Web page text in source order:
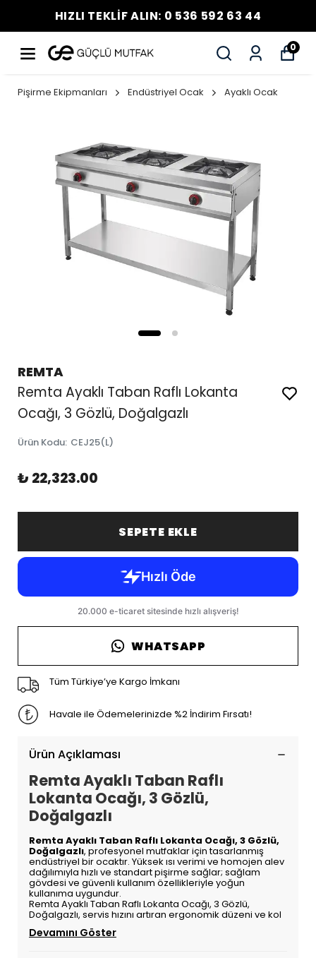
HIZLI TEKLİF ALIN: 0 536 592 63 44
0
Pişirme Ekipmanları Endüstriyel Ocak Ayaklı Ocak
REMTA
Remta Ayaklı Taban Raflı Lokanta
Ocağı, 3 Gözlü, Doğalgazlı
Ürün Kodu: CEJ25(L)
₺ 22,323.00
SEPETE EKLE
WHATSAPP
Tüm Türkiye’ye Kargo İmkanı
Havale ile Ödemelerinizde %2 İndirim Fırsatı!
Ürün Açıklaması
Remta Ayaklı Taban Raflı
Lokanta Ocağı, 3 Gözlü,
Doğalgazlı
Remta Ayaklı Taban Raflı Lokanta Ocağı, 3 Gözlü,
Doğalgazlı, profesyonel mutfaklar için tasarlanmış
endüstriyel bir ocaktır. Yüksek ısı verimi ve homojen alev
dağılımıyla hızlı ve standart pişirme sağlar; sağlam
gövdesi ve güvenli kullanım özellikleriyle yoğun
kullanıma uygundur.
Remta Ayaklı Taban Raflı Lokanta Ocağı, 3 Gözlü,
Doğalgazlı, servis hızını artıran ergonomik düzeni ve kol
Devamını Göster